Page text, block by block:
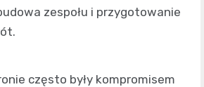
zespołu i przygotowanie
często były kompromisem